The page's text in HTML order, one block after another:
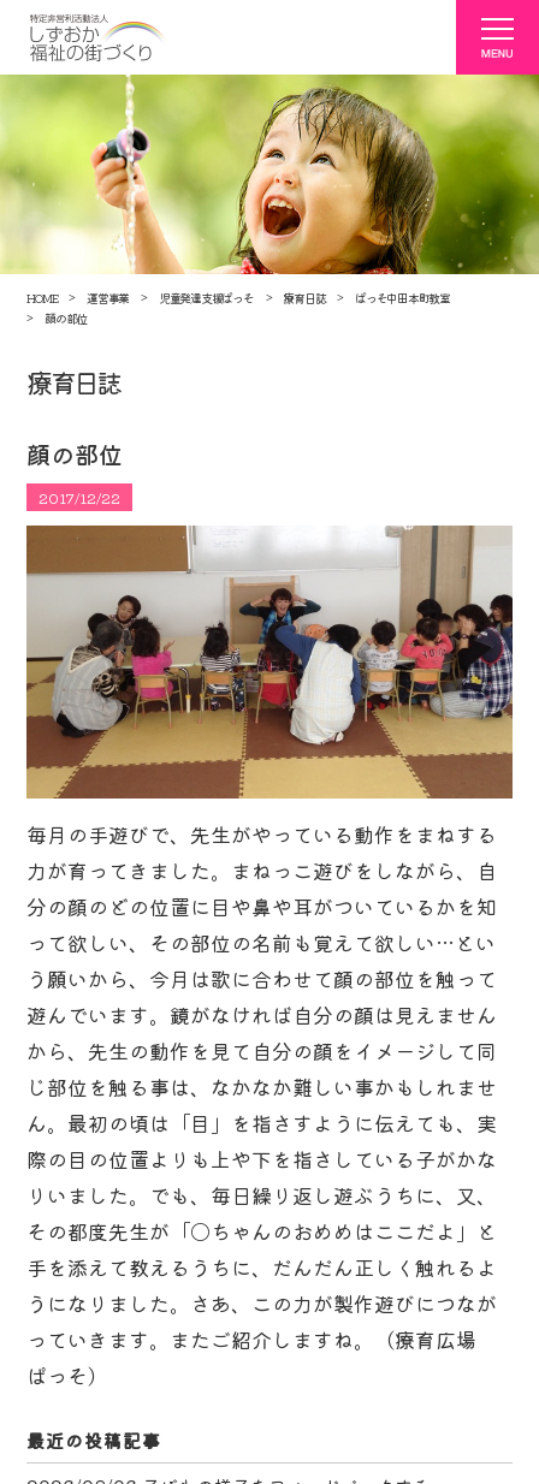
HOME 運営事業 児童発達支援ぱっそ 療育日誌
ぱっそ中田本町教室
顔の部位
療育日誌
顔の部位
2017/12/22
毎月の手遊びで、先生がやっている動作をまねする
力が育ってきました。まねっこ遊びをしながら、自
分の顔のどの位置に目や鼻や耳がついているかを知
って欲しい、その部位の名前も覚えて欲しい…とい
う願いから、今月は歌に合わせて顔の部位を触って
遊んでいます。鏡がなければ自分の顔は見えません
から、先生の動作を見て自分の顔をイメージして同
じ部位を触る事は、なかなか難しい事かもしれませ
ん。最初の頃は「目」を指さすように伝えても、実
際の目の位置よりも上や下を指さしている子がかな
りいました。でも、毎日繰り返し遊ぶうちに、又、
その都度先生が「〇ちゃんのおめめはここだよ」と
手を添えて教えるうちに、だんだん正しく触れるよ
うになりました。さあ、この力が製作遊びにつなが
っていきます。またご紹介しますね。（療育広場
ぱっそ）
最近の投稿記事